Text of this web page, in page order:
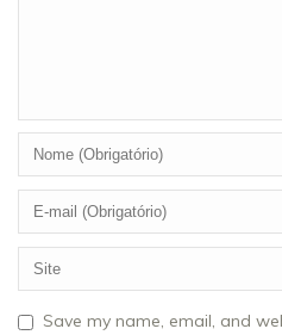
Save my name, email, and